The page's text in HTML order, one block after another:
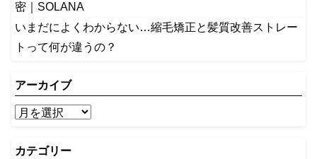
密｜SOLANA
いまだによくわからない…縮毛矯正と髪質改善ストレー
トって何が違うの？
アーカイブ
カテゴリー